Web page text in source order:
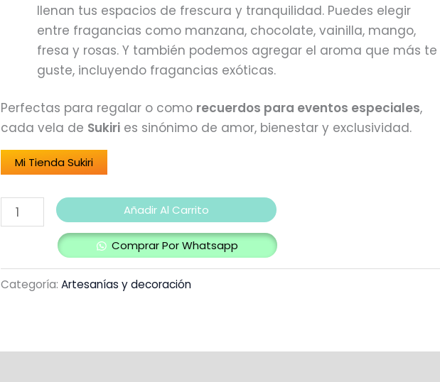
llenan tus espacios de frescura y tranquilidad. Puedes elegir
entre fragancias como manzana, chocolate, vainilla, mango,
fresa y rosas. Y también podemos agregar el aroma que más te
guste, incluyendo fragancias exóticas.
Perfectas para regalar o como recuerdos para eventos especiales,
cada vela de Sukiries sinónimo de amor, bienestar y exclusividad.
Mi Tienda Sukiri
Añadir Al Carrito
Comprar Por Whatsapp
Categoría: Artesanías y decoración